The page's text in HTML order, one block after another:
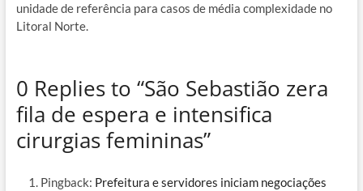
unidade de referência para casos de média complexidade no
Litoral Norte.
0 Replies to “São Sebastião zera
fila de espera e intensifica
cirurgias femininas”
Pingback: Prefeitura e servidores iniciam negociações